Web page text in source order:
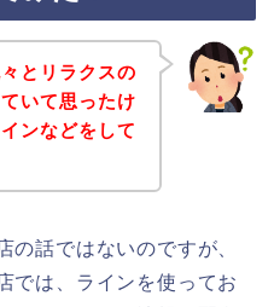
とリラクスの
いて思ったけ
ンなどをして
の話ではないのですが、
では、ラインを使ってお